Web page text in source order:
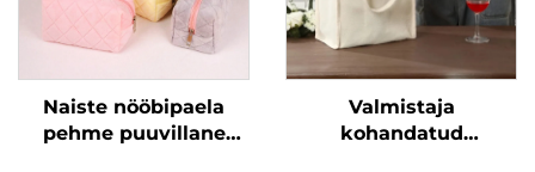
Naiste nööbipaela
pehme puuvillane
Valmistaja
kohandatud